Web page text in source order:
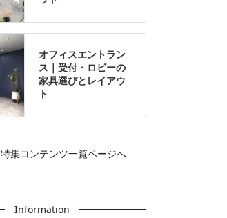
オフィスエントラン
ス｜受付・ロビーの
家具選びとレイアウ
ト
特集コンテンツ一覧ページへ
Information